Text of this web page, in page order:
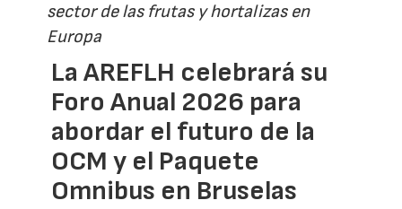
sector de las frutas y hortalizas en
Europa
La AREFLH celebrará su
Foro Anual 2026 para
abordar el futuro de la
OCM y el Paquete
Omnibus en Bruselas